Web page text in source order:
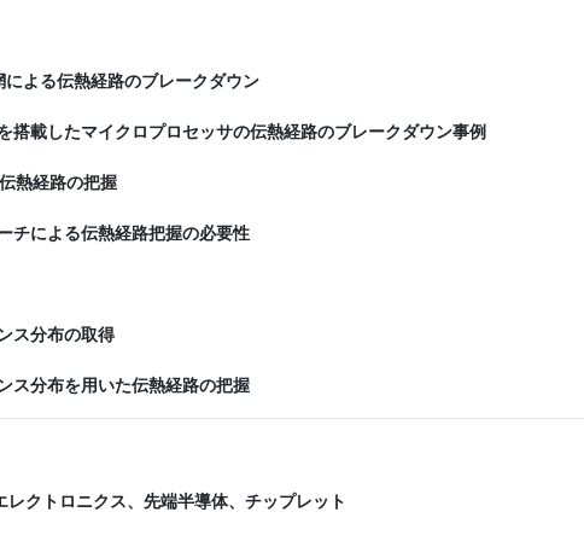
る伝熱経路のブレークダウン
したマイクロプロセッサの伝熱経路のブレークダウン事例
熱経路の把握
による伝熱経路把握の必要性
分布の取得
分布を用いた伝熱経路の把握
クトロニクス、先端半導体、チップレット